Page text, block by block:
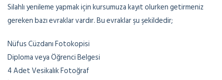
Silahlı yenileme yapmak için kursumuza kayıt olurken getirmeniz
gereken bazı evraklar vardır. Bu evraklar şu şekildedir;
Nüfus Cüzdanı Fotokopisi
Diploma veya Öğrenci Belgesi
4 Adet Vesikalık Fotoğraf